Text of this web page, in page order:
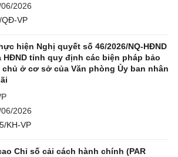
2026
QĐ-VP
hiện Nghị quyết số 46/2026/NQ-HĐND
HĐND tỉnh quy định các biện pháp bảo
ở cơ sở của Văn phòng Ủy ban nhân
2026
KH-VP
Chỉ số cải cách hành chính (PAR